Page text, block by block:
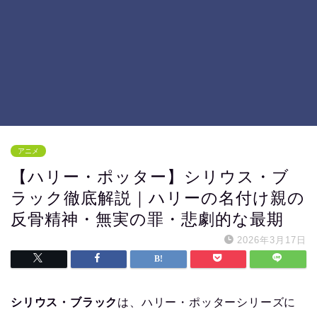
アニメ
【ハリー・ポッター】シリウス・ブ
ラック徹底解説｜ハリーの名付け親の
反骨精神・無実の罪・悲劇的な最期
2026年3月17日
シリウス・ブラック は、ハリー・ポッターシリーズに